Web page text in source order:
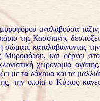
αναλαβούσα τάξιν,
της Κασσιανής δεσπόζει
καταλαβαίνοντας την
Μυροφόρου, και φέρνει στο
χειρονομία αγάπης,
με τα δάκρυα και τα μαλλιά
την οποία ο Κύριος κάνει